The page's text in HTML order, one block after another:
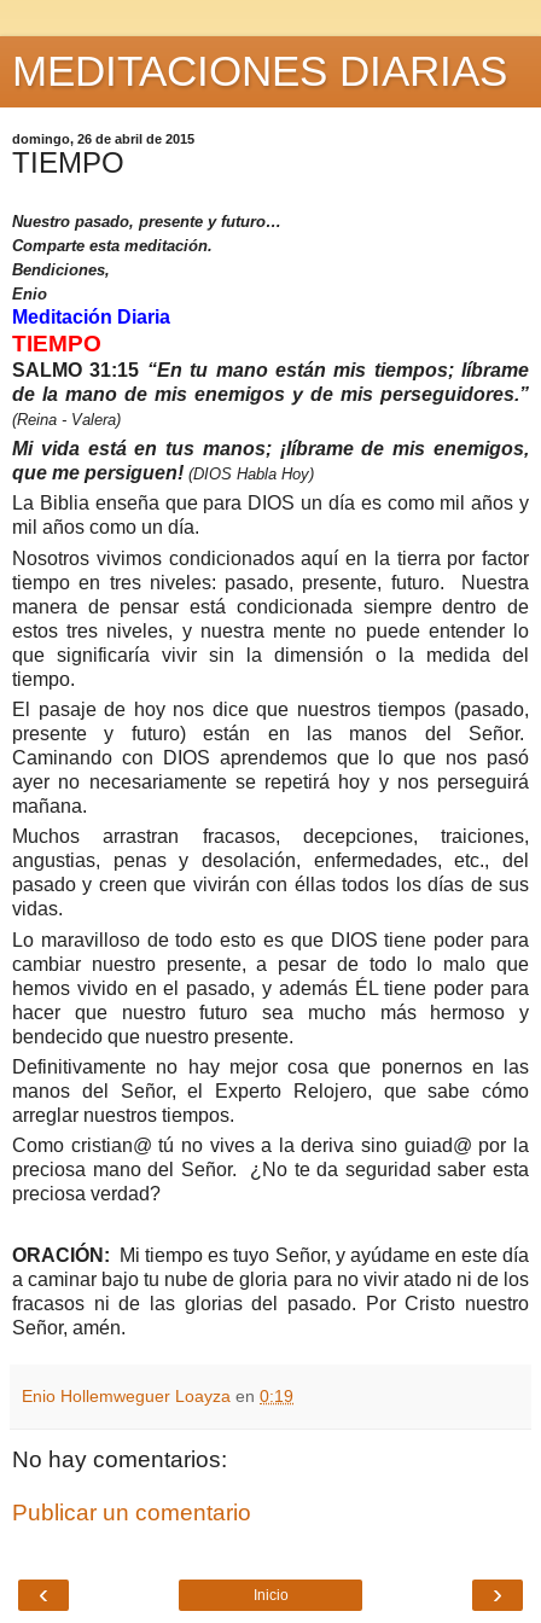
MEDITACIONES DIARIAS
domingo, 26 de abril de 2015
TIEMPO
Nuestro pasado, presente y futuro…
Comparte esta meditación.
Bendiciones,
Enio
Meditación Diaria
TIEMPO
SALMO 31:15 “En tu mano están mis tiempos; líbrame
de la mano de mis enemigos y de mis perseguidores.”
(Reina - Valera)
Mi vida está en tus manos; ¡líbrame de mis enemigos,
que me persiguen! (DIOS Habla Hoy)
La Bibliaenseña que para DIOS un día es como mil años y
mil años como un día.
Nosotros vivimos condicionados aquí en la tierra por factor
tiempo en tres niveles: pasado, presente, futuro. Nuestra
manera de pensar está condicionada siempre dentro de
estos tres niveles, y nuestra mente no puede entender lo
que significaría vivir sin la dimensión o la medida del
tiempo.
El pasaje de hoy nos dice que nuestros tiempos (pasado,
presente y futuro) están en las manos del Señor.
Caminando con DIOS aprendemos que lo que nos pasó
ayer no necesariamente se repetirá hoy y nos perseguirá
mañana.
Muchos arrastran fracasos, decepciones, traiciones,
angustias, penas y desolación, enfermedades, etc., del
pasado y creen que vivirán con éllas todos los días de sus
vidas.
Lo maravilloso de todo esto es que DIOS tiene poder para
cambiar nuestro presente, a pesar de todo lo malo que
hemos vivido en el pasado, y además ÉL tiene poder para
hacer que nuestro futuro sea mucho más hermoso y
bendecido que nuestro presente.
Definitivamente no hay mejor cosa que ponernos en las
manos del Señor, el Experto Relojero, que sabe cómo
arreglar nuestros tiempos.
Como cristian@ tú no vives a la deriva sino guiad@ por la
preciosa mano del Señor. ¿No te da seguridad saber esta
preciosa verdad?
ORACIÓN:
Mi tiempo es tuyo Señor, y ayúdame en este día
a caminar bajo tu nube de gloria para no vivir atado ni de los
fracasos ni de las glorias del pasado. Por Cristo nuestro
Señor, amén.
Enio Hollemweguer Loayza en 0:19
No hay comentarios:
Publicar un comentario
‹ ›
Inicio